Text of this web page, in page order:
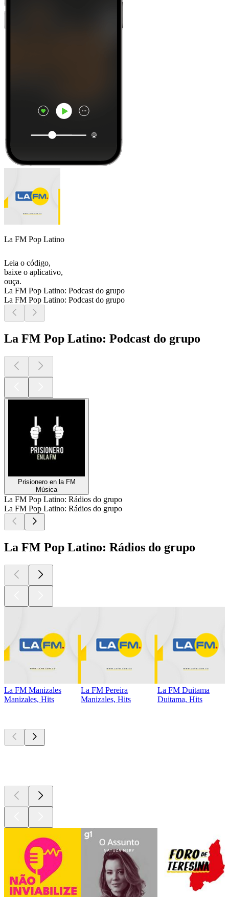
La FM Pop Latino
Leia o código,
baixe o aplicativo,
ouça.
La FM Pop Latino: Podcast do grupo
La FM Pop Latino: Podcast do grupo
La FM Pop Latino: Podcast do grupo
Prisionero en la FM
Música
La FM Pop Latino: Rádios do grupo
La FM Pop Latino: Rádios do grupo
La FM Pop Latino: Rádios do grupo
La FM Manizales
Manizales, Hits
La FM Pereira
Manizales, Hits
La FM Duitama
Duitama, Hits